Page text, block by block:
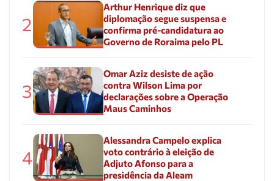
2
Arthur Henrique diz que
diplomação segue suspensa e
confirma pré-candidatura ao
Governo de Roraima pelo PL
3
Omar Aziz desiste de ação
contra Wilson Lima por
declarações sobre a Operação
Maus Caminhos
4
Alessandra Campelo explica
voto contrário à eleição de
Adjuto Afonso para a
presidência da Aleam